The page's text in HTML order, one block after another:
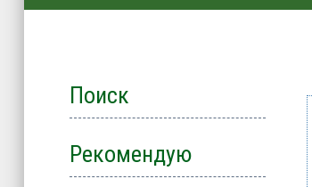
Поиск
Рекомендую